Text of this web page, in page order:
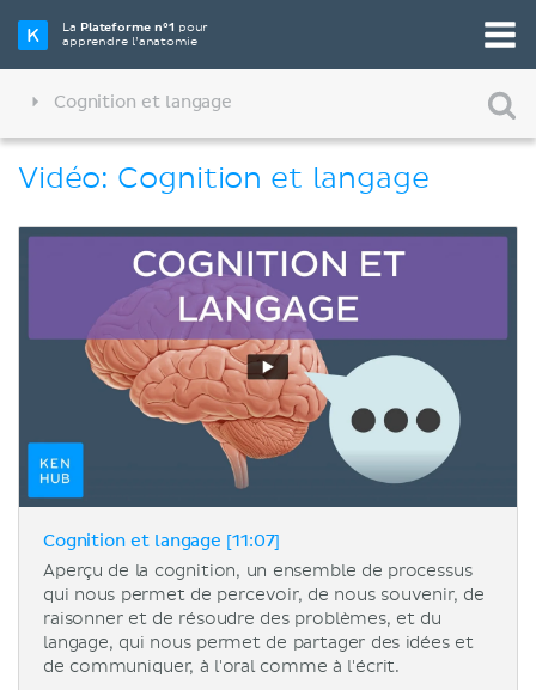
La Plateforme n°1 pour
apprendre l’anatomie
Cognition et langage
Vidéo: Cognition et langage
Cognition et langage [11:07]
Aperçu de la cognition, un ensemble de processus
qui nous permet de percevoir, de nous souvenir, de
raisonner et de résoudre des problèmes, et du
langage, qui nous permet de partager des idées et
de communiquer, à l'oral comme à l'écrit.